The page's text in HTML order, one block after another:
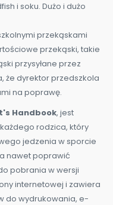
i soku. Dużo i dużo
przekąskami
przekąski, takie
przysyłane przez
że dyrektor przedszkola
na poprawę.
Handbook, jest
rodzica, który
jedzenia w sporcie
nawet poprawić
pobrania w wersji
internetowej i zawiera
do wydrukowania, e-